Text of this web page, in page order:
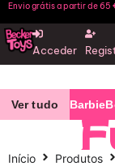
Envio grátis a partir de 65
Acceder
Ver tudo Barbie
Início Produtos